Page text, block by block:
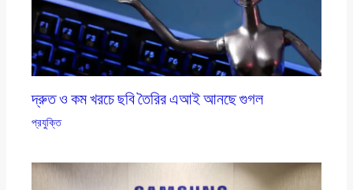
দ্রুত ও কম খরচে ছবি তৈরির এআই আনছে গুগল
প্রযুক্তি